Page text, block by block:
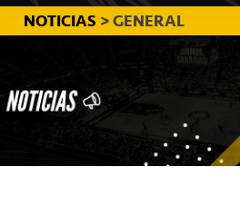
principal
NOTICIAS > GENERAL